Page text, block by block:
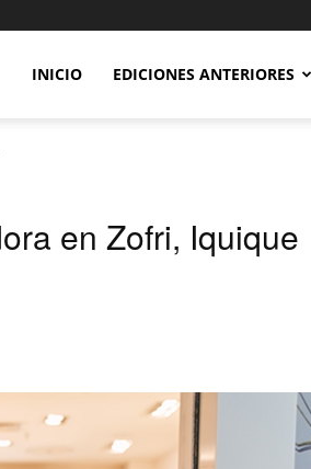
INICIO EDICIONES ANTERIORES
en Zofri, Iquique